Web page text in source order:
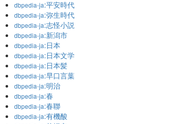
dbpedia-ja:平安時代
dbpedia-ja:弥生時代
dbpedia-ja:志怪小説
dbpedia-ja:新潟市
dbpedia-ja:日本
dbpedia-ja:日本文学
dbpedia-ja:日本髪
dbpedia-ja:早口言葉
dbpedia-ja:明治
dbpedia-ja:春
dbpedia-ja:春聯
dbpedia-ja:有機酸